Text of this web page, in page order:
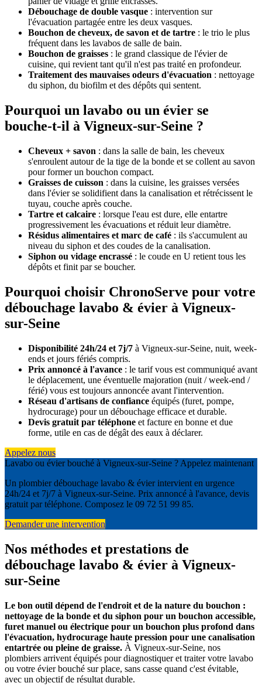
Débouchage de double vasque : intervention sur
l'évacuation partagée entre les deux vasques.
Bouchon de cheveux, de savon et de tartre : le trio le plus
fréquent dans les lavabos de salle de bain.
Bouchon de graisses : le grand classique de l'évier de
cuisine, qui revient tant qu'il n'est pas traité en profondeur.
Traitement des mauvaises odeurs d'évacuation : nettoyage
du siphon, du biofilm et des dépôts qui sentent.
Pourquoi un lavabo ou un évier se
bouche-t-il à Vigneux-sur-Seine ?
Cheveux + savon : dans la salle de bain, les cheveux
s'enroulent autour de la tige de la bonde et se collent au savon
pour former un bouchon compact.
Graisses de cuisson : dans la cuisine, les graisses versées
dans l'évier se solidifient dans la canalisation et rétrécissent le
tuyau, couche après couche.
Tartre et calcaire : lorsque l'eau est dure, elle entartre
progressivement les évacuations et réduit leur diamètre.
Résidus alimentaires et marc de café : ils s'accumulent au
niveau du siphon et des coudes de la canalisation.
Siphon ou vidage encrassé : le coude en U retient tous les
dépôts et finit par se boucher.
Pourquoi choisir ChronoServe pour votre
débouchage lavabo & évier à Vigneux-
sur-Seine
Disponibilité 24h/24 et 7j/7 à Vigneux-sur-Seine, nuit, week-
ends et jours fériés compris.
Prix annoncé à l'avance : le tarif vous est communiqué avant
le déplacement, une éventuelle majoration (nuit / week-end /
férié) vous est toujours annoncée avant l'intervention.
Réseau d'artisans de confiance équipés (furet, pompe,
hydrocurage) pour un débouchage efficace et durable.
Devis gratuit par téléphone et facture en bonne et due
forme, utile en cas de dégât des eaux à déclarer.
Appelez nous
Lavabo ou évier bouché à Vigneux-sur-Seine ? Appelez maintenant
Un plombier débouchage lavabo & évier intervient en urgence
24h/24 et 7j/7 à Vigneux-sur-Seine. Prix annoncé à l'avance, devis
gratuit par téléphone. Composez le 09 72 51 99 85.
Demander une intervention
Nos méthodes et prestations de
débouchage lavabo & évier à Vigneux-
sur-Seine
Le bon outil dépend de l'endroit et de la nature du bouchon :
nettoyage de la bonde et du siphon pour un bouchon accessible,
furet manuel ou électrique pour un bouchon plus profond dans
l'évacuation, hydrocurage haute pression pour une canalisation
entartrée ou pleine de graisse. À Vigneux-sur-Seine, nos
plombiers arrivent équipés pour diagnostiquer et traiter votre lavabo
ou votre évier bouché sur place, sans casse quand c'est évitable,
avec un objectif de résultat durable.